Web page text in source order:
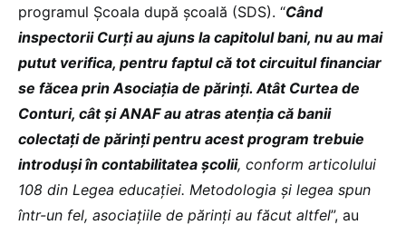
programul Școala după școală (SDS). “Când
inspectorii Curți au ajuns la capitolul bani, nu au mai
putut verifica, pentru faptul că tot circuitul financiar
se făcea prin Asociația de părinți. Atât Curtea de
Conturi, cât și ANAF au atras atenția că banii
colectați de părinți pentru acest program trebuie
introduși în contabilitatea școlii, conform articolului
108 din Legea educației. Metodologia și legea spun
într-un fel, asociațiile de părinți au făcut altfel”, au